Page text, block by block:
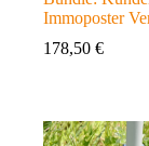
Immoposter
178,50 €